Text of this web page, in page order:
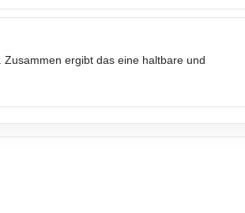
ergibt das eine haltbare und